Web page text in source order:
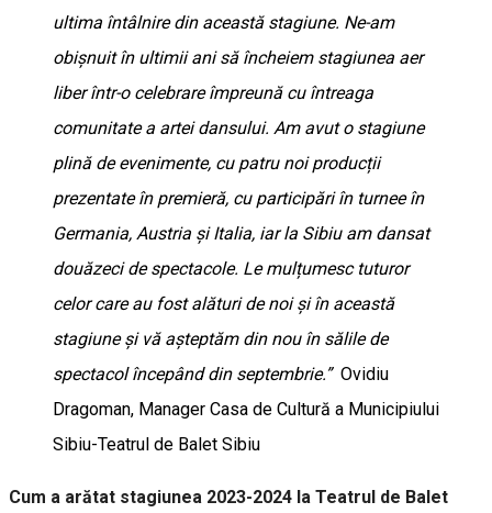
ultima întâlnire din această stagiune. Ne-am
obișnuit în ultimii ani să încheiem stagiunea aer
liber într-o celebrare împreună cu întreaga
comunitate a artei dansului. Am avut o stagiune
plină de evenimente, cu patru noi producții
prezentate în premieră, cu participări în turnee în
Germania, Austria și Italia, iar la Sibiu am dansat
douăzeci de spectacole. Le mulțumesc tuturor
celor care au fost alături de noi și în această
stagiune și vă așteptăm din nou în sălile de
spectacol începând din septembrie.” Ovidiu
Dragoman, Manager Casa de Cultură a Municipiului
Sibiu-Teatrul de Balet Sibiu
Cum a arătat stagiunea 2023-2024 la Teatrul de Balet